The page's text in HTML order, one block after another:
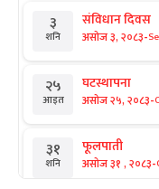
३
शनि
संविधान दिवस
असोज ३, २०८३-
२५
आइत
घटस्थापना
असोज २५, २०८३-
३१
शनि
फूलपाती
असोज ३१ , २०८३-